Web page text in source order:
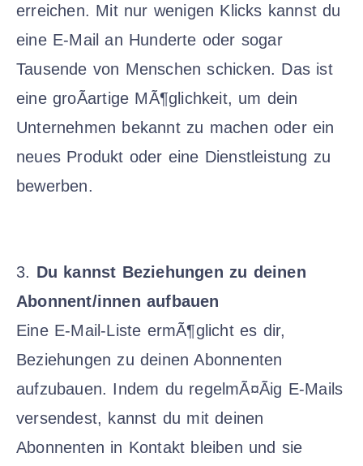
erreichen. Mit nur wenigen Klicks kannst du
eine E-Mail an Hunderte oder sogar
Tausende von Menschen schicken. Das ist
eine groÃartige MÃ¶glichkeit, um dein
Unternehmen bekannt zu machen oder ein
neues Produkt oder eine Dienstleistung zu
bewerben.
3. Du kannst Beziehungen zu deinen
Abonnent/innen aufbauen
Eine E-Mail-Liste ermÃ¶glicht es dir,
Beziehungen zu deinen Abonnenten
aufzubauen. Indem du regelmÃ¤Ãig E-Mails
versendest, kannst du mit deinen
Abonnenten in Kontakt bleiben und sie